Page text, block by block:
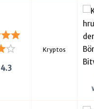
4.3
Kryptos